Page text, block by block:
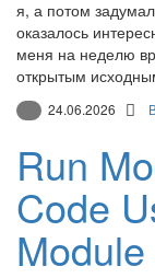
я, а потом
оказалось
меня на неделю
открытым
24.06.2026
Run
Code
Module